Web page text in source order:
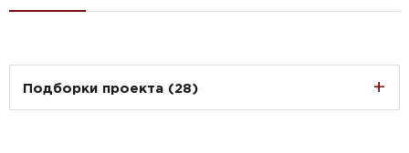
Подборки проекта (28)